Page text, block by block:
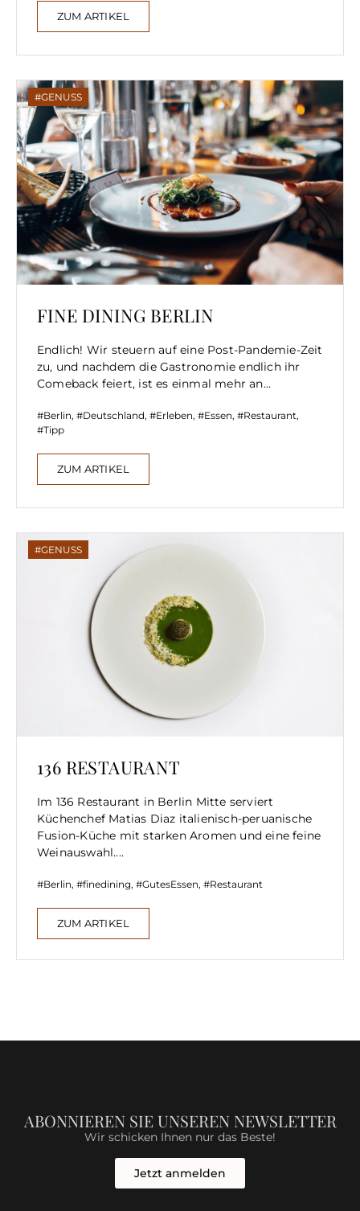
ZUM ARTIKEL
GENUSS
FINE DINING BERLIN
Endlich! Wir steuern auf eine Post-Pandemie-Zeit
zu, und nachdem die Gastronomie endlich ihr
Comeback feiert, ist es einmal mehr an...
Berlin, Deutschland, Erleben, Essen, Restaurant,
Tipp
ZUM ARTIKEL
GENUSS
136 RESTAURANT
Im 136 Restaurant in Berlin Mitte serviert
Küchenchef Matias Diaz italienisch-peruanische
Fusion-Küche mit starken Aromen und eine feine
Weinauswahl....
Berlin, finedining, GutesEssen, Restaurant
ZUM ARTIKEL
ABONNIEREN SIE UNSEREN NEWSLETTER
Wir schicken Ihnen nur das Beste!
Jetzt anmelden